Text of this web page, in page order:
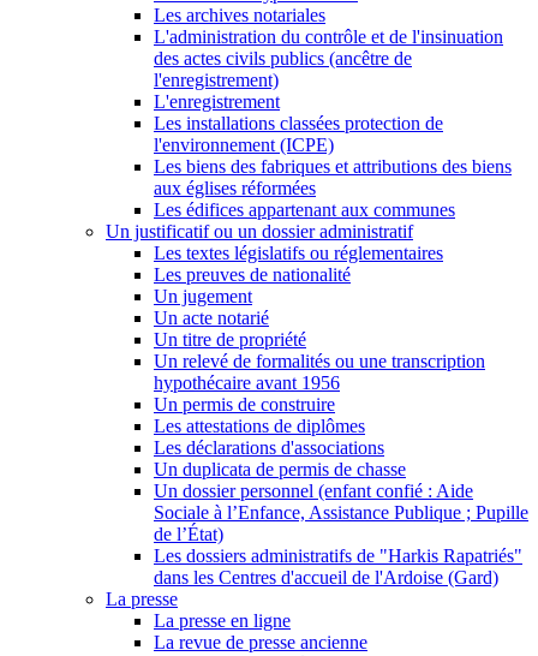
Les archives notariales
L'administration du contrôle et de l'insinuation
des actes civils publics (ancêtre de
l'enregistrement)
L'enregistrement
Les installations classées protection de
l'environnement (ICPE)
Les biens des fabriques et attributions des biens
aux églises réformées
Les édifices appartenant aux communes
Un justificatif ou un dossier administratif
Les textes législatifs ou réglementaires
Les preuves de nationalité
Un jugement
Un acte notarié
Un titre de propriété
Un relevé de formalités ou une transcription
hypothécaire avant 1956
Un permis de construire
Les attestations de diplômes
Les déclarations d'associations
Un duplicata de permis de chasse
Un dossier personnel (enfant confié : Aide
Sociale à l’Enfance, Assistance Publique ; Pupille
de l’État)
Les dossiers administratifs de "Harkis Rapatriés"
dans les Centres d'accueil de l'Ardoise (Gard)
La presse
La presse en ligne
La revue de presse ancienne